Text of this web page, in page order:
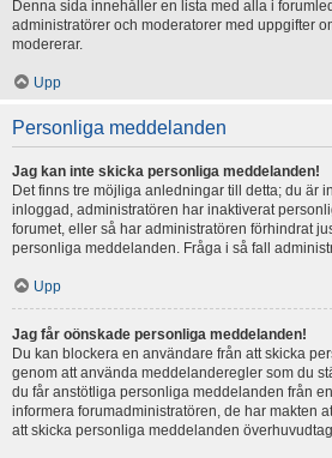
Denna sida innehåller en lista med alla i
administratörer och moderatorer med uppgifter
modererar.
Upp
Personliga meddelanden
Jag kan inte skicka personliga meddelanden!
Det finns tre möjliga anledningar till detta; du är
inloggad, administratören har inaktiverat
forumet, eller så har administratören förhindrat
personliga meddelanden. Fråga i så fall
Upp
Jag får oönskade personliga meddelanden!
Du kan blockera en användare från att skicka
genom att använda meddelanderegler som du
du får anstötliga personliga meddelanden från
informera forumadministratören, de har makten
att skicka personliga meddelanden